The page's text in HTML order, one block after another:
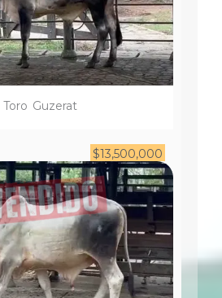
Toro Guzerat
$13,500,000